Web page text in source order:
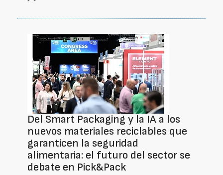
Del Smart Packaging y la IA a los
nuevos materiales reciclables que
garanticen la seguridad
alimentaria: el futuro del sector se
debate en Pick&Pack